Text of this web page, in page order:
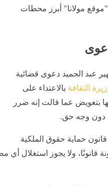
"موقع مولانا" أبرز محطات
عبد الحميد دعوى قضائية
الثقافة بالاعتداء على
بتعويض عما قالت إنه ضرر
دون وجه حق.
حماية حقوق الملكية
قانونًا، ولا يجوز استغلال أي